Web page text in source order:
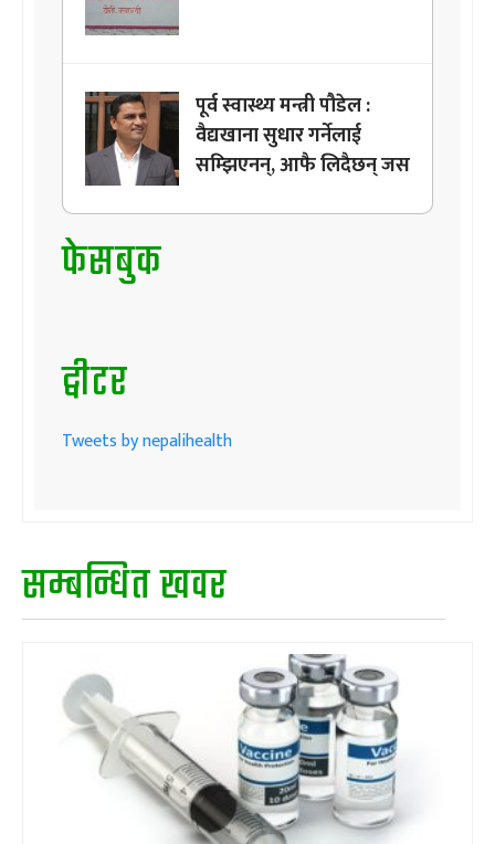
पूर्व स्वास्थ्य मन्त्री पौडेल :
वैद्यखाना सुधार गर्नेलाई
सम्झिएनन्, आफै लिदैछन् जस
फेसबुक
ट्वीटर
Tweets by nepalihealth
सम्बन्धित खवर